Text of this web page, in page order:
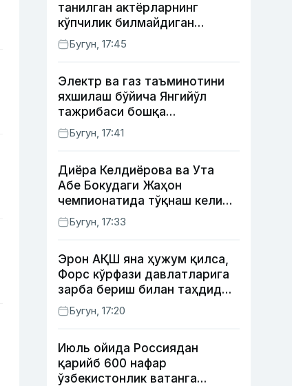
танилган актёрларнинг
кўпчилик билмайдиган
образлари
Бугун, 17:45
Электр ва газ таъминотини
яхшилаш бўйича Янгийўл
тажрибаси бошқа
ҳудудларда ҳам жорий
этилади
Бугун, 17:41
Диёра Келдиёрова ва Ута
Абе Бокудаги Жаҳон
чемпионатида тўқнаш келиши
мумкин — ОАВ
Бугун, 17:33
Эрон АҚШ яна ҳужум қилса,
Форс кўрфази давлатларига
зарба бериш билан таҳдид
қилди
Бугун, 17:20
Июль ойида Россиядан
қарийб 600 нафар
ўзбекистонлик ватанга